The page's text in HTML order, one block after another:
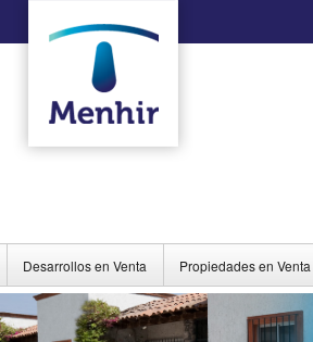
Desarrollos en Venta Propiedades en Venta